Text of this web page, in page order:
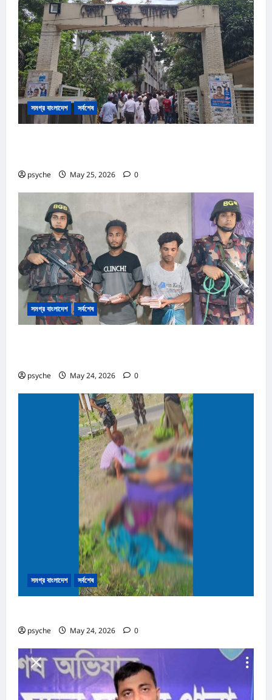
২,
অস্ত্র
সহ
আটক
২
সমগ্র বাংলাদেশ সর্বশেষ
psyche May 25, 2026 0
সমগ্র বাংলাদেশ সর্বশেষ
psyche May 24, 2026 0
সমগ্র বাংলাদেশ সর্বশেষ
psyche May 24, 2026 0